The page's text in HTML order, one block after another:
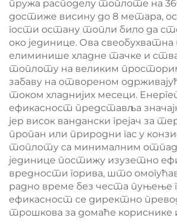
пружа расподелу топлоте на
достиже висину до 8 метара,
гости остану топли било да
око јединице. Ова
елиминише хладне тачке и
топлоту на великим
забаву на отвореном
током хладнијих месеци.
ефикасност представља
јер висок вандански грејач за
пропан или природни гас у
топлоту са минималним
јединице постижу изузетно
вредности горива, што
радно време без честа пуњење
ефикасност се директно
трошкова за домаће кориснике